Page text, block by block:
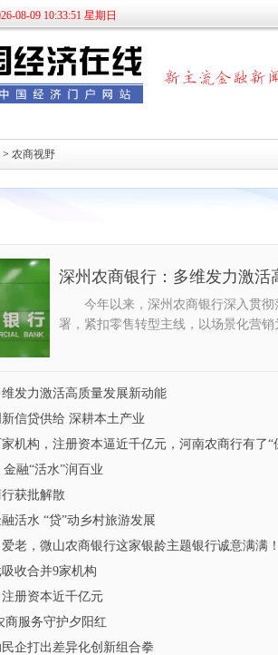
08-09 10:33:52 星期日
> 农商视野
深州农商银行：多维发力激活
今年以来，深州农商银行深入贯
署，紧扣零售转型主线，以场景化营
发力激活高质量发展新动能
信贷供给 深耕本土产业
机构，注册资本逼近千亿元，河南农商行有了“
融“活水”润百业
获批解散
活水 “贷”动乡村旅游发展
老，微山农商银行这家银龄主题银行诚意满满
收合并9家机构
册资本近千亿元
商服务守护夕阳红
企打出差异化创新组合拳